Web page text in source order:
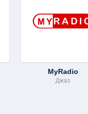
MyRadio
Джаз